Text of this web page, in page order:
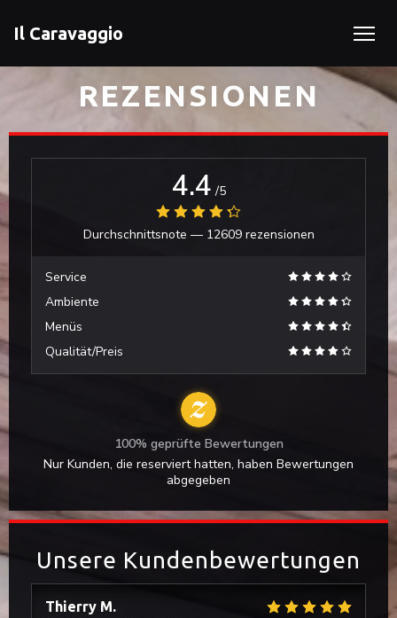
Il Caravaggio
REZENSIONEN
Unsere Kundenbewertungen
Thierry M
4.4 /5
Durchschnittsnote — 12609 rezensionen
Service
Ambiente
Menüs
Qualität/Preis
100% geprüfte Bewertungen
Nur Kunden, die reserviert hatten, haben Bewertungen
abgegeben